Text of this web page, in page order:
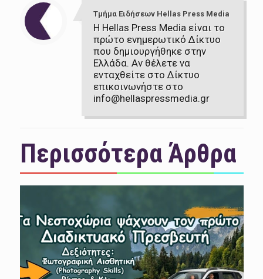
Τμήμα Ειδήσεων Hellas Press Media
Η Hellas Press Media είναι το
πρώτο ενημερωτικό Δίκτυο
που δημιουργήθηκε στην
Ελλάδα. Αν θέλετε να
ενταχθείτε στο Δίκτυο
επικοινωνήστε στο
info@hellaspressmedia.gr
Περισσότερα Άρθρα